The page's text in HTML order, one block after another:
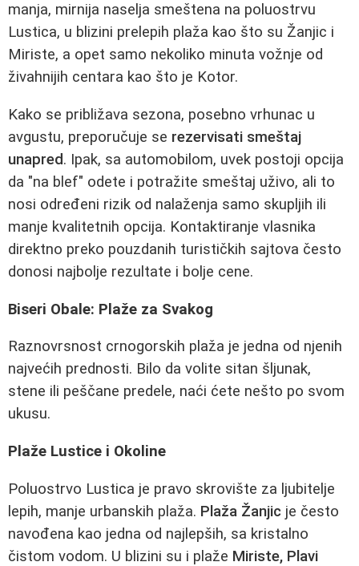
manja, mirnija naselja smeštena na poluostrvu
Lustica, u blizini prelepih plaža kao što su Žanjic i
Miriste, a opet samo nekoliko minuta vožnje od
živahnijih centara kao što je Kotor.
Kako se približava sezona, posebno vrhunac u
avgustu, preporučuje se rezervisati smeštaj
unapred. Ipak, sa automobilom, uvek postoji opcija
da "na blef" odete i potražite smeštaj uživo, ali to
nosi određeni rizik od nalaženja samo skupljih ili
manje kvalitetnih opcija. Kontaktiranje vlasnika
direktno preko pouzdanih turističkih sajtova često
donosi najbolje rezultate i bolje cene.
Biseri Obale: Plaže za Svakog
Raznovrsnost crnogorskih plaža je jedna od njenih
najvećih prednosti. Bilo da volite sitan šljunak,
stene ili peščane predele, naći ćete nešto po svom
ukusu.
Plaže Lustice i Okoline
Poluostrvo Lustica je pravo skrovište za ljubitelje
lepih, manje urbanskih plaža. Plaža Žanjic je često
navođena kao jedna od najlepših, sa kristalno
čistom vodom. U blizini su i plaže Miriste, Plavi